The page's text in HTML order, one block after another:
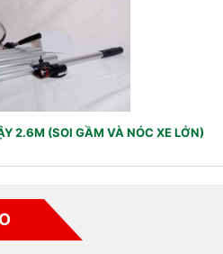
2.6M (SOI GẦM VÀ NÓC XE LỚN)